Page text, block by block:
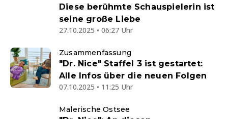
Diese berühmte Schauspielerin ist
seine große Liebe
27.10.2025 • 06:27 Uhr
Zusammenfassung
"Dr. Nice" Staffel 3 ist gestartet:
Alle Infos über die neuen Folgen
07.10.2025 • 11:25 Uhr
Malerische Ostsee